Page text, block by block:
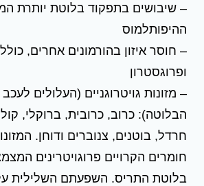
– שיבושים בתפקוד בלוטת יותרת
ההיפותלמוס
– חוסר איזון בהורמונים אחרים,
ופרוגסטרון
– מזונות גויטרוגניים (העלולים
הבלוטה): כרוב, כרובית, ברוקלי,
חרדל, בוטנים, צנוברים ודוחן.
חומרים הקרויים פרוגויטרינים
בלוטת התריס. השפעתם השלילית